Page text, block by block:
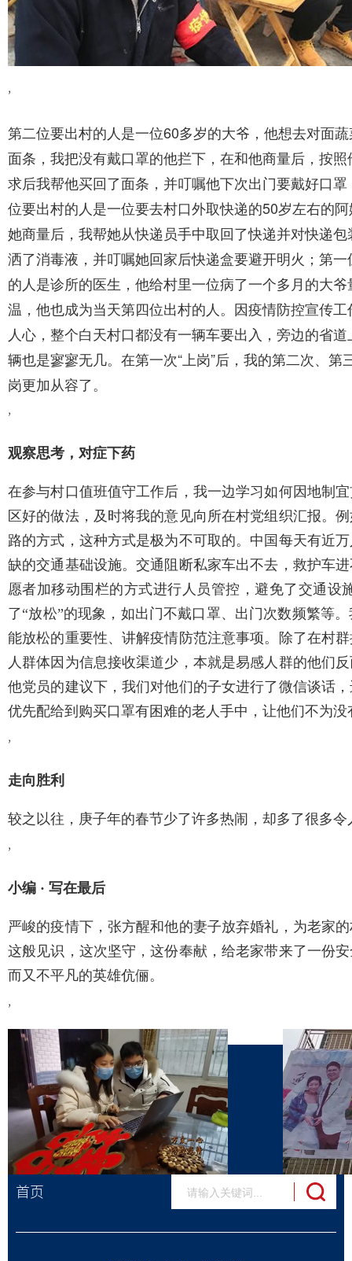
,
第二位要出村的人是一位60多岁的大爷，他想去对面
面条，我把没有戴口罩的他拦下，在和他商量后，按照
求后我帮他买回了面条，并叮嘱他下次出门要戴好口罩
位要出村的人是一位要去村口外取快递的50岁左右的
她商量后，我帮她从快递员手中取回了快递并对快递包
洒了消毒液，并叮嘱她回家后快递盒要避开明火；第一
的人是诊所的医生，他给村里一位病了一个多月的大爷
温，他也成为当天第四位出村的人。因疫情防控宣传工
人心，整个白天村口都没有一辆车要出入，旁边的省道
辆也是寥寥无几。在第一次“上岗”后，我的第二次、第
岗更加从容了。
,
观察思考，对症下药
在参与村口值班值守工作后，我一边学习如何因地制
区好的做法，及时将我的意见向所在村党组织汇报。
路的方式，这种方式是极为不可取的。中国每天有近
缺的交通基础设施。交通阻断私家车出不去，救护车
愿者加移动围栏的方式进行人员管控，避免了交通
了“放松”的现象，如出门不戴口罩、出门次数频繁等
能放松的重要性、讲解疫情防范注意事项。除了在村
人群体因为信息接收渠道少，本就是易感人群的他们
他党员的建议下，我们对他们的子女进行了微信谈话
优先配给到购买口罩有困难的老人手中，让他们不为
,
走向胜利
较之以往，庚子年的春节少了许多热闹，却多了很多
,
小编 · 写在最后
严峻的疫情下，张方醒和他的妻子放弃婚礼，为老家
这般见识，这次坚守，这份奉献，给老家带来了一份
而又不平凡的英雄伉俪。
,
首页